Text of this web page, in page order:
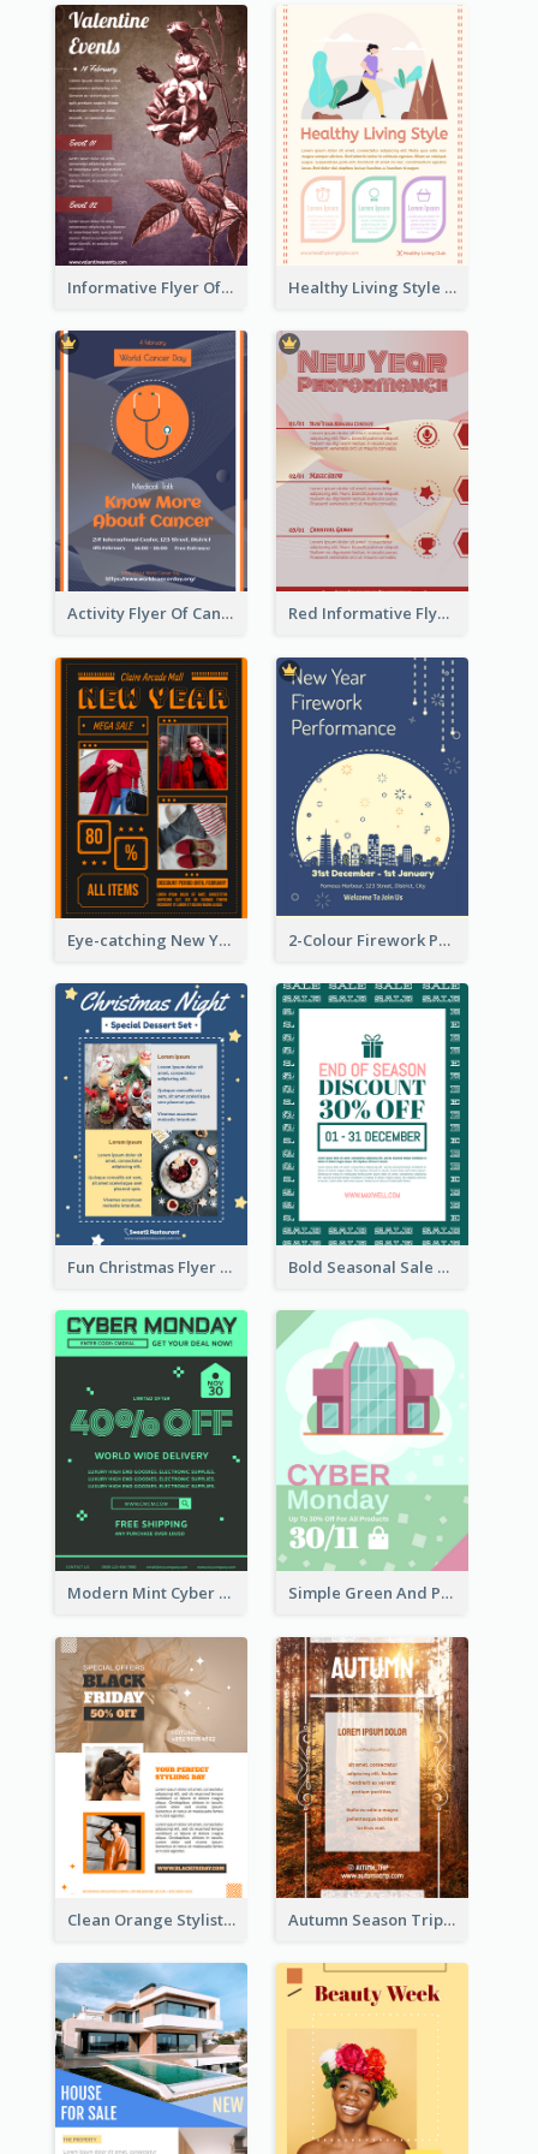
Informative Flyer Of Valentine Activities In Dark Colour Tone Healthy Living Style Flyer In Warm Colour Tone
Activity Flyer Of Cancer Talk In Dark Colour Tone Red Informative Flyers With Simple Graphics
Eye-catching New Year Outlet Design Template 2-Colour Firework Performance With City Background
Fun Christmas Flyer Showing Dessert Set Bold Seasonal Sale Flyer Design Template
Modern Mint Cyber Monday Discount Flyer Design Template Simple Green And Purple Cyber Monday Flyer
Clean Orange Stylist Promotion Flyer Design Template Autumn Season Trip Flyer